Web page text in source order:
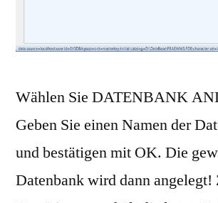
Wählen Sie DATENBANK
Geben Sie einen Namen der
und bestätigen mit OK. Die
Datenbank wird dann angelegt!